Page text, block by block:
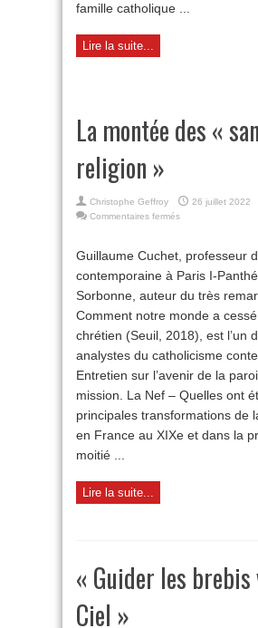
famille catholique ...
Lire la suite...
La montée des «
religion »
Christophe Geffroy
26 juillet 2022
Commentaires ferméssur
des
« sans
Guillaume Cuchet, professeur
contemporaine à Paris I-
Sorbonne, auteur du très
Comment notre monde a cessé
chrétien (Seuil, 2018), est l’un
analystes du catholicisme
Entretien sur l’avenir de la
mission. La Nef – Quelles ont
principales transformations de
en France au XIXe et dans la
moitié ...
Lire la suite...
« Guider les brebis
Ciel »